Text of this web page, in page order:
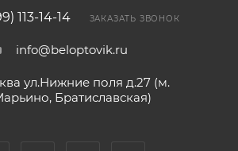
113-14-14 ЗАКАЗАТЬ ЗВОНОК
info@beloptovik.ru
ул.Нижние поля д.27 (м.
Братиславская)